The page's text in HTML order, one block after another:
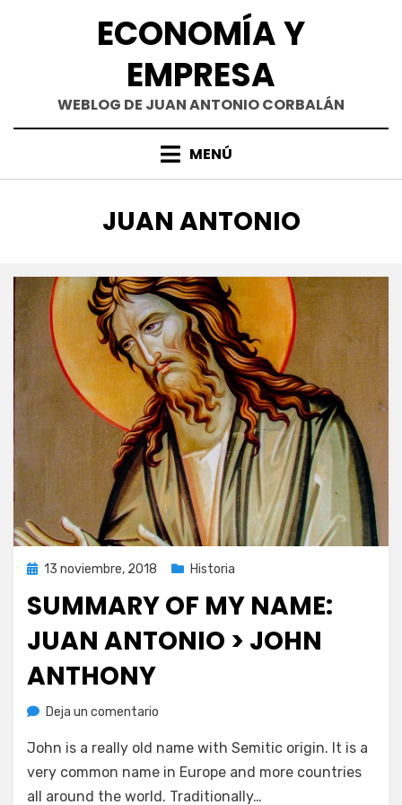
ECONOMÍA Y
EMPRESA
WEBLOG DE JUAN ANTONIO CORBALÁN
MENÚ
ETIQUETA
:
JUAN ANTONIO
Publicada
13 noviembre, 2018 Historia
SUMMARY OF MY NAME:
JUAN ANTONIO > JOHN
ANTHONY
porJuan A. Corbalán
Deja un comentario
of
my
name:
John is a really old name with Semitic origin. It is a
very common name in Europe and more countries
all around the world. Traditionally…